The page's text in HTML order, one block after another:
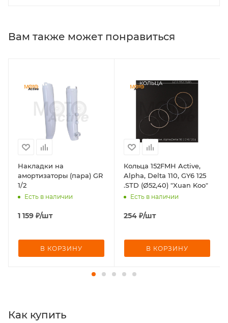
Вам также может понравиться
Накладки на
амортизаторы (пара) GR
1/2
Есть в наличии
1 159 ₽/шт
В КОРЗИНУ
Кольца 152FMH Active,
Alpha, Delta 110, GY6 125
.STD (Ø52,40) "Xuan Koo"
Есть в наличии
254 ₽/шт
В КОРЗИНУ
Как купить